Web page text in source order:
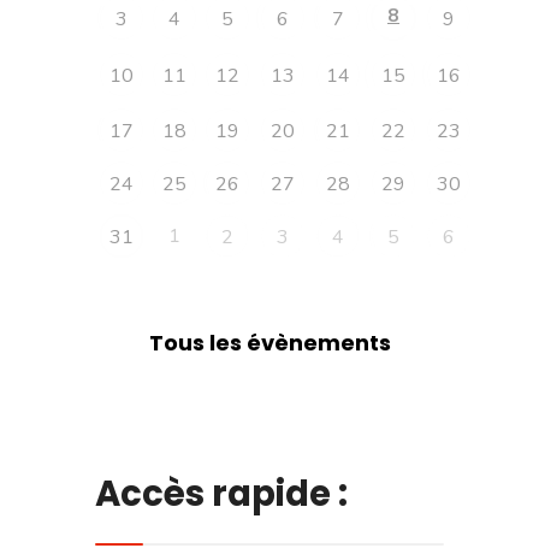
3 4 5 6 7 8 9
10 11 12 13 14 15 16
17 18 19 20 21 22
23
24
25 26 27 28 29
30
31
1 2 3 4 5 6
Tous les évènements
Accès rapide :